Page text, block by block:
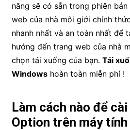
năng sẽ có sẵn trong phiên
web của nhà môi giới chính
nhanh nhất và an toàn nhất để
hướng đến trang web của nhà
chọn tải xuống của bạn. Tải
Windowshoàn toàn miễn phí !
Làm cách nào để
Option trên máy